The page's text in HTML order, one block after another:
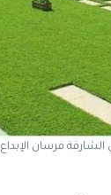
فرسان الإبداع 0502603206